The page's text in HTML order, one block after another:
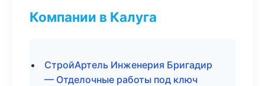
Компании в Калуга
СтройАртель Инженерия Бригадир
— Отделочные работы под ключ